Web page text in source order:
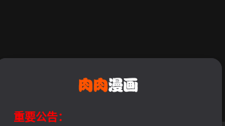
重要公告：